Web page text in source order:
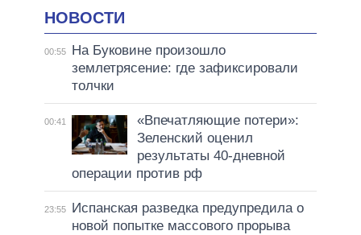
НОВОСТИ
00:55
На Буковине произошло
землетрясение: где зафиксировали
толчки
00:41
«Впечатляющие потери»:
Зеленский оценил
результаты 40-дневной
операции против рф
23:55
Испанская разведка предупредила о
новой попытке массового прорыва